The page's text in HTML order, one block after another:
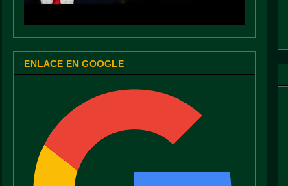
ENLACE EN GOOGLE